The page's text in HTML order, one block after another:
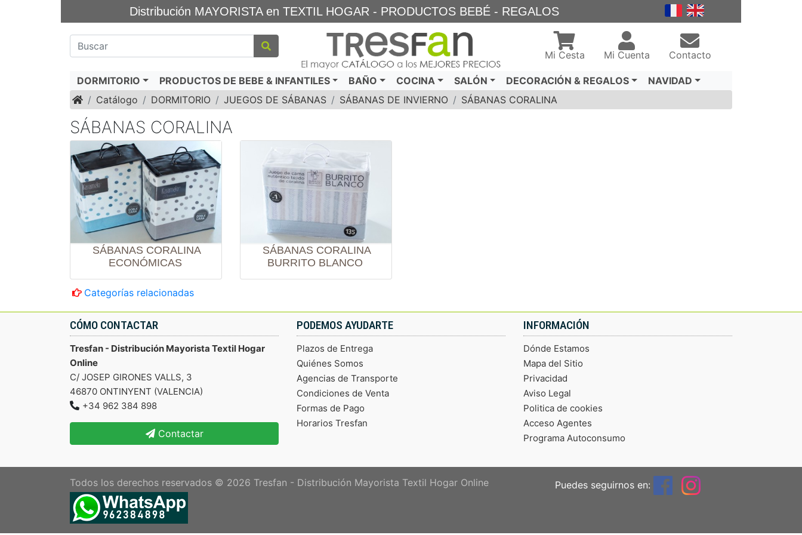
Distribución MAYORISTA en TEXTIL HOGAR - PRODUCTOS BEBÉ - REGALOS
Mi Cesta Mi Cuenta Contacto
DORMITORIO PRODUCTOS DE BEBE & INFANTILES BAÑO COCINA SALÓN DECORACIÓN & REGALOS
NAVIDAD
InicioCatálogo DORMITORIO JUEGOS DE SÁBANAS SÁBANAS DE INVIERNO SÁBANAS CORALINA
SÁBANAS CORALINA
SÁBANAS CORALINA
ECONÓMICAS
SÁBANAS CORALINA
BURRITO BLANCO
Categorías relacionadas
CÓMO CONTACTAR
Tresfan - Distribución Mayorista Textil Hogar
Online
C/ JOSEP GIRONES VALLS, 3
46870 ONTINYENT (VALENCIA)
+34 962 384 898
Contactar
PODEMOS AYUDARTE
Plazos de Entrega
Quiénes Somos
Agencias de Transporte
Condiciones de Venta
Formas de Pago
Horarios Tresfan
INFORMACIÓN
Dónde Estamos
Mapa del Sitio
Privacidad
Aviso Legal
Politica de cookies
Acceso Agentes
Programa Autoconsumo
Todos los derechos reservados © 2026 Tresfan - Distribución Mayorista Textil Hogar Online Puedes seguirnos en: